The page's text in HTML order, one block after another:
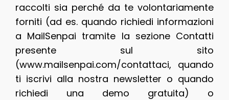
raccolti sia perché da te volontariamente
forniti (ad es. quando richiedi informazioni
a MailSenpai tramite la sezione Contatti
presente sul sito
(www.mailsenpai.com/contattaci, quando
ti iscrivi alla nostra newsletter o quando
richiedi una demo gratuita) o